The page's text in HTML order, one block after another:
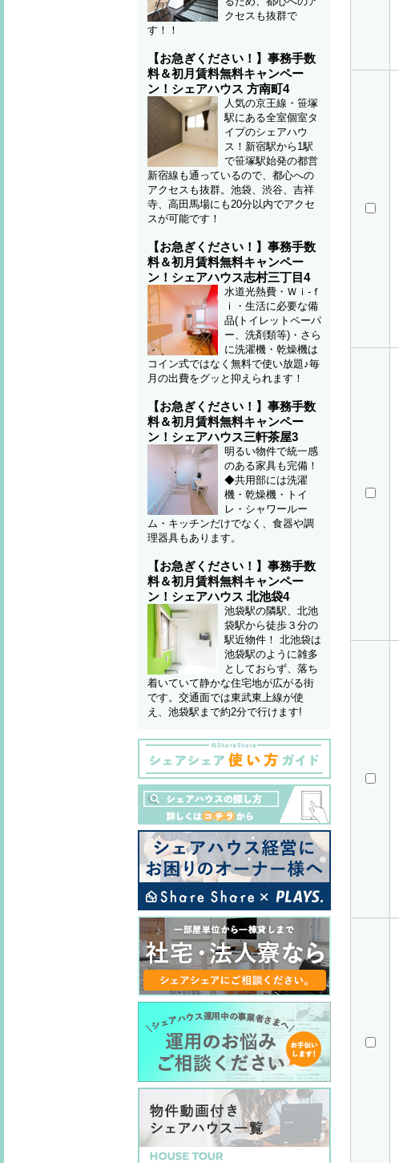
クセスも抜群で
す！！
【お急ぎください！】事務手数
料＆初月賃料無料キャンペー
ン！シェアハウス 方南町4
人気の京王線・笹塚
駅にある全室個室タ
イプのシェアハウ
ス！新宿駅から1駅
で笹塚駅始発の都営
新宿線も通っているので、都心への
アクセスも抜群。池袋、渋谷、吉祥
寺、高田馬場にも20分以内でアクセ
スが可能です！
【お急ぎください！】事務手数
料＆初月賃料無料キャンペー
ン！シェアハウス志村三丁目4
水道光熱費・Ｗｉ-ｆ
ｉ・生活に必要な備
品(トイレットペーパ
ー、洗剤類等)・さら
に洗濯機・乾燥機は
コイン式ではなく無料で使い放題♪毎
月の出費をグッと抑えられます！
【お急ぎください！】事務手数
料＆初月賃料無料キャンペー
ン！シェアハウス三軒茶屋3
明るい物件で統一感
のある家具も完備！
◆共用部には洗濯
機・乾燥機・トイ
レ・シャワールー
ム・キッチンだけでなく、食器や調
理器具もあります。
【お急ぎください！】事務手数
料＆初月賃料無料キャンペー
ン！シェアハウス 北池袋4
池袋駅の隣駅、北池
袋駅から徒歩３分の
駅近物件！ 北池袋は
池袋駅のように雑多
としておらず、落ち
着いていて静かな住宅地が広がる街
です。交通面では東武東上線が使
え、池袋駅まで約2分で行けます!